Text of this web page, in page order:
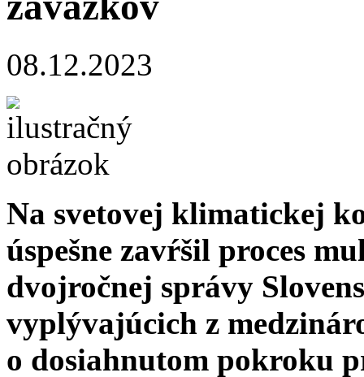
08.12.2023
Na svetovej klimatickej
úspešne zavŕšil proces
dvojročnej správy
vyplývajúcich z
o dosiahnutom pokroku